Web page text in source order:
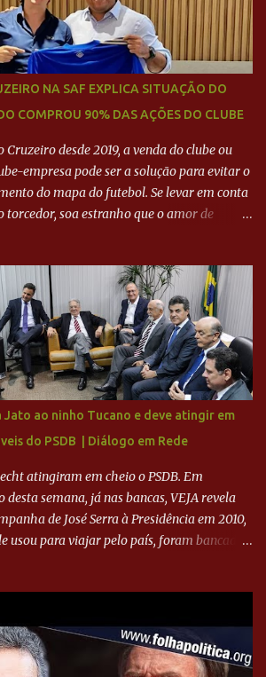
NA SAF EXPLICA SITUAÇÃO DO
COMPROU 90% DAS AÇÕES DO CLUBE
desde 2019, a venda do clube ou
empresa pode ser a solução para evitar o
do mapa do futebol. Se levar em conta
torcedor, soa estranho que o amor de
pagamento de dívidas emergenciais e
de futebol. O projeto apresentado
Cruzeiro, o aporte financeiro inicial, com
à dívida de R$ 1 bilhão a partir de agora,
tem no mundo do futebol, além de
pesaram para que um dos mais icônicos
compra do clube. Fonte: Itatiaia Fonte:
NA SAF EXPLICA SITUAÇÃO DO
COMPROU 90% DAS AÇÕES DO CLUBE
Jato ao ninho Tucano e deve atingir em
do PSDB | Diálogo em Rede
atingiram em cheio o PSDB. Em
semana, já nas bancas, VEJA revela
de José Serra à Presidência em 2010,
usou para viajar pelo país, foram bancadas
PSDB (Valter Campanato/Agência Brasil) O
a um mistério: três fontes confirmaram à
“santo” que aparece em planilhas da